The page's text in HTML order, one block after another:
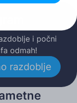
i počni
odmah!
razdoblje